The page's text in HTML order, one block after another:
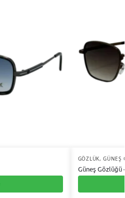
GÖZLÜK,GÜNEŞ
Güneş Gözlüğü